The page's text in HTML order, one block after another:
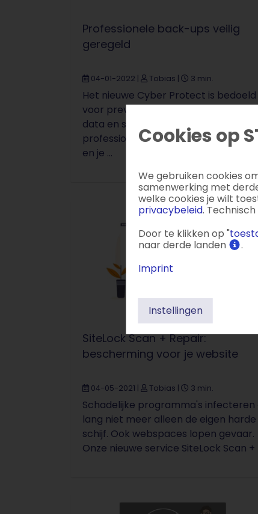
Professionele back-ups veilig
geregeld
04-01-2022 Tobias 3 min.
Het nieuwe Cyber Protect is bedoeld
voor preventieve beveiliging van je
data en systemen. Je kunt er
professionele back-ups mee maken
en je ...
SiteLock Scan + Repair:
bescherming voor je website
04-05-2021 Tobias 3 min.
Schadelijke programma's infecteren
lang niet meer alleen de eigen harde
schijf. Ook webspaces lopen gevaar.
Onze nieuwe service SiteLock Scan +
Cookies op
We gebruiken cookies
samenwerking met
welke cookies je wilt
privacybeleid.
Door te klikken op "
naar derde landen
.
Imprint
Instellingen